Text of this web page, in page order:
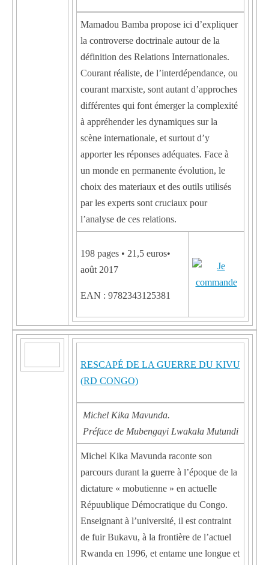
Mamadou Bamba propose ici d’expliquer
la controverse doctrinale autour de la
définition des Relations Internationales.
Courant réaliste, de l’interdépendance, ou
courant marxiste, sont autant d’approches
différentes qui font émerger la complexité
à appréhender les dynamiques sur la
scène internationale, et surtout d’y
apporter les réponses adéquates. Face à
un monde en permanente évolution, le
choix des materiaux et des outils utilisés
par les experts sont cruciaux pour
l’analyse de ces relations.
198 pages • 21,5 euros•
août 2017
EAN : 9782343125381
RESCAPÉ DE LA GUERRE DU KIVU
(RD CONGO)
Michel Kika Mavunda.
Préface de Mubengayi Lwakala Mutundi
Michel Kika Mavunda raconte son
parcours durant la guerre à l’époque de la
dictature « mobutienne » en actuelle
Répuublique Démocratique du Congo.
Enseignant à l’université, il est contraint
de fuir Bukavu, à la frontière de l’actuel
Rwanda en 1996, et entame une longue et